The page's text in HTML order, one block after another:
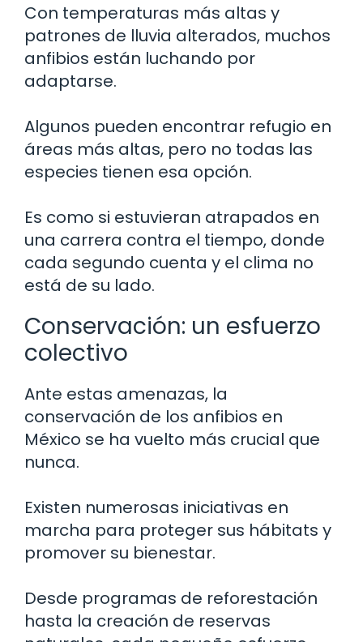
Con temperaturas más altas y
patrones de lluvia alterados, muchos
anfibios están luchando por
adaptarse.
Algunos pueden encontrar refugio en
áreas más altas, pero no todas las
especies tienen esa opción.
Es como si estuvieran atrapados en
una carrera contra el tiempo, donde
cada segundo cuenta y el clima no
está de su lado.
Conservación: un esfuerzo
colectivo
Ante estas amenazas, la
conservación de los anfibios en
México se ha vuelto más crucial que
nunca.
Existen numerosas iniciativas en
marcha para proteger sus hábitats y
promover su bienestar.
Desde programas de reforestación
hasta la creación de reservas